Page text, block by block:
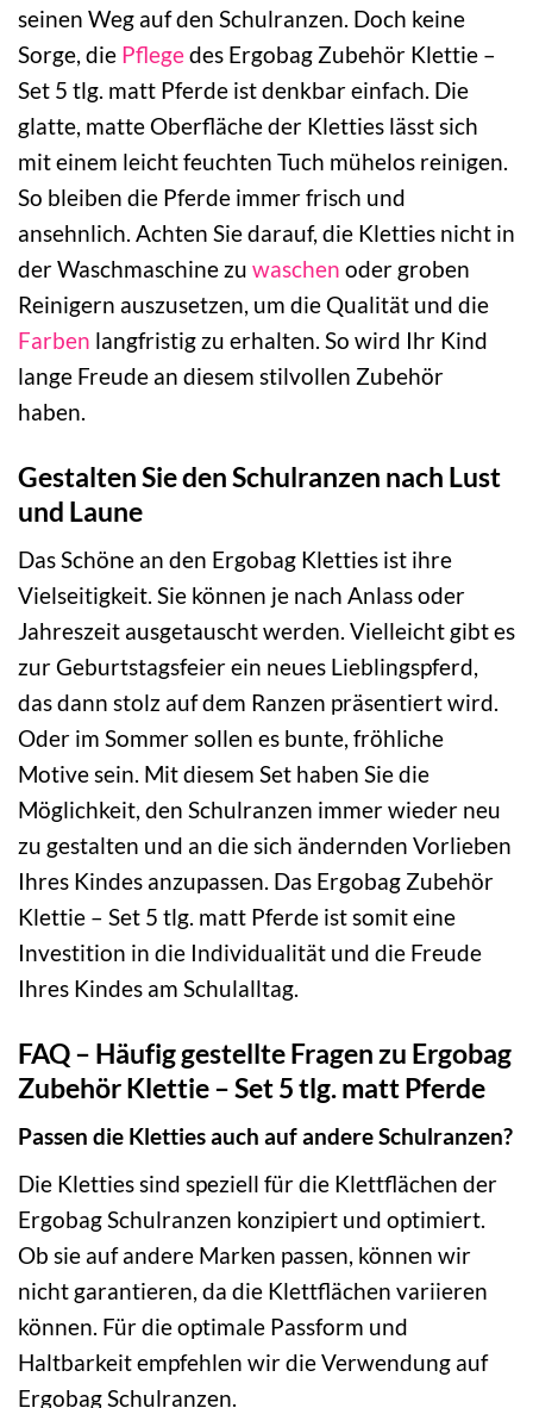
seinen Weg auf den Schulranzen. Doch keine
Sorge, die Pflegedes Ergobag Zubehör Klettie –
Set 5 tlg. matt Pferde ist denkbar einfach. Die
glatte, matte Oberfläche der Kletties lässt sich
mit einem leicht feuchten Tuch mühelos reinigen.
So bleiben die Pferde immer frisch und
ansehnlich. Achten Sie darauf, die Kletties nicht in
der Waschmaschine zu waschen oder groben
Reinigern auszusetzen, um die Qualität und die
Farben langfristig zu erhalten. So wird Ihr Kind
lange Freude an diesem stilvollen Zubehör
haben.
Gestalten Sie den Schulranzen nach Lust
und Laune
Das Schöne an den Ergobag Kletties ist ihre
Vielseitigkeit. Sie können je nach Anlass oder
Jahreszeit ausgetauscht werden. Vielleicht gibt es
zur Geburtstagsfeier ein neues Lieblingspferd,
das dann stolz auf dem Ranzen präsentiert wird.
Oder im Sommer sollen es bunte, fröhliche
Motive sein. Mit diesem Set haben Sie die
Möglichkeit, den Schulranzen immer wieder neu
zu gestalten und an die sich ändernden Vorlieben
Ihres Kindes anzupassen. Das Ergobag Zubehör
Klettie – Set 5 tlg. matt Pferde ist somit eine
Investition in die Individualität und die Freude
Ihres Kindes am Schulalltag.
FAQ – Häufig gestellte Fragen zu Ergobag
Zubehör Klettie – Set 5 tlg. matt Pferde
Passen die Kletties auch auf andere Schulranzen?
Die Kletties sind speziell für die Klettflächen der
Ergobag Schulranzen konzipiert und optimiert.
Ob sie auf andere Marken passen, können wir
nicht garantieren, da die Klettflächen variieren
können. Für die optimale Passform und
Haltbarkeit empfehlen wir die Verwendung auf
Ergobag Schulranzen.